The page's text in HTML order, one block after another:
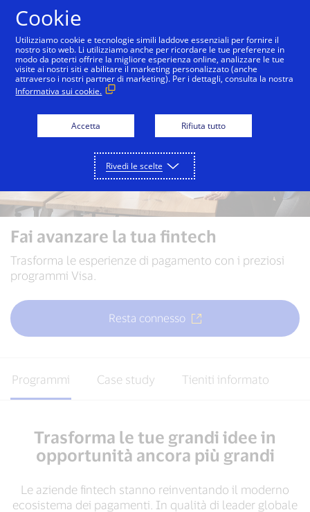
Fai avanzare la tua fintech
Trasforma le esperienze di pagamento con i preziosi
programmi Visa.
Resta connesso
Programmi Case study Tieniti informato
Trasforma le tue grandi idee in
opportunità ancora più grandi
Le aziende fintech stanno reinventando il moderno
ecosistema dei pagamenti. In qualità di leader globale
Cookie
Utilizziamo cookie e tecnologie simili laddove essenziali per fornire il
nostro sito web. Li utilizziamo anche per ricordare le tue preferenze in
modo da poterti offrire la migliore esperienza online, analizzare le tue
visite ai nostri siti e abilitare il marketing personalizzato (anche
attraverso i nostri partner di marketing). Per i dettagli, consulta la nostra
Informativa sui cookie.
Accetta Rifiuta tutto
Rivedi le scelte